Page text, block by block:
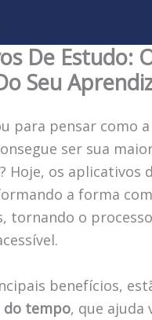
De Estudo:
Seu
para pensar como a
ser sua
Hoje, os aplicativos
a forma
tornando o
benefícios,
do tempo, que ajuda